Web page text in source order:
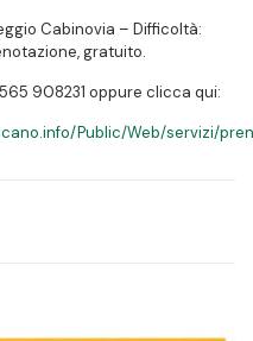
Cabinovia – Difficoltà:
gratuito.
908231 oppure clicca qui:
Public/Web/servizi/